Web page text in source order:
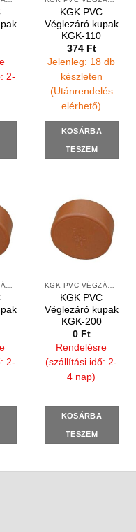
2-
KGK PVC
Véglezáró kupak
KGK-110
374 Ft
Jelenleg: 18 db
készleten
(Utánrendelés
elérhető)
KOSÁRBA
TESZEM
2-
KGK PVC
Véglezáró kupak
KGK-200
0 Ft
Rendelésre
(szállítási idő: 2-
4 nap)
KOSÁRBA
TESZEM